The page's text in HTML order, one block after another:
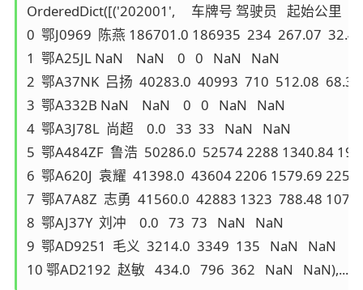
OrderedDict([('202001',     车牌号 驾驶员   起始公里
0  鄂J0969  陈燕 186701.0 186935  234  267.07  32.41
1  鄂A25JL NaN    NaN    0   0   NaN   NaN
2  鄂A37NK  吕扬  40283.0  40993  710  512.08  68.37
3  鄂A332B NaN    NaN    0   0   NaN   NaN
4  鄂A3J78L  尚超    0.0   33  33   NaN   NaN
5  鄂A484ZF  鲁浩  50286.0  52574 2288 1340.84
6  鄂A620J  袁耀  41398.0  43604 2206 1579.69
7  鄂A7A8Z  志勇  41560.0  42883 1323  788.48
8  鄂AJ37Y  刘冲    0.0   73  73   NaN   NaN
9  鄂AD9251  毛义  3214.0  3349  135   NaN   NaN